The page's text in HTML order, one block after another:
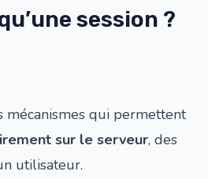
session ?
mécanismes qui permettent
sur le serveur, des
utilisateur.